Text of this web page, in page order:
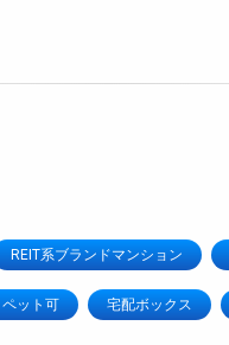
REIT系ブランドマンション
ペット可 宅配ボックス